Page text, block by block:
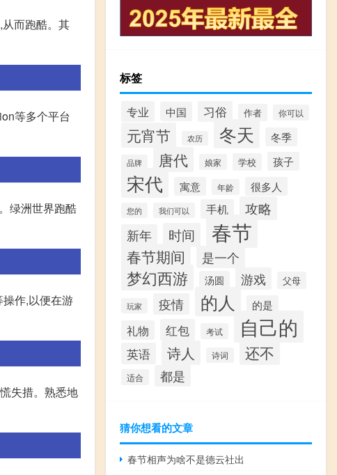
而跑酷。其
等多个平台
绿洲世界跑酷
作,以便在游
失措。熟悉地
标签
专业 中国 习俗 作者 你可以
元宵节 农历 冬天 冬季
品牌 唐代 娘家 学校 孩子
宋代 寓意 年龄 很多人
您的 我们可以 手机 攻略
新年 时间 春节
春节期间 是一个
梦幻西游 汤圆 游戏 父母
玩家 疫情 的人 的是
礼物 红包 考试 自己的
英语 诗人 诗词 还不
适合 都是
猜你想看的文章
春节相声为啥不是德云社出